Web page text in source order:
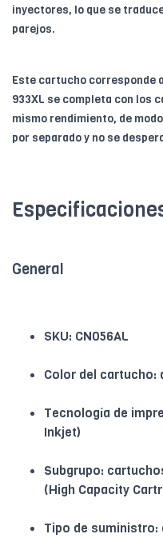
inyectores, lo que se
parejos.
Este cartucho corresponde
933XL se completa con los
mismo rendimiento, de
por separado y no se
General
SKU: CN056AL
Color del cartucho:
Tecnología de
Inkjet)
Subgrupo:
(High Capacity
Tipo de suministro: